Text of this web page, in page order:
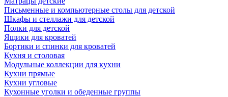
Письменные и компьютерные столы для детской
Шкафы и стеллажи для детской
Полки для детской
Ящики для кроватей
Бортики и спинки для кроватей
Кухня и столовая
Модульные коллекции для кухни
Кухни прямые
Кухни угловые
Кухонные уголки и обеденные группы